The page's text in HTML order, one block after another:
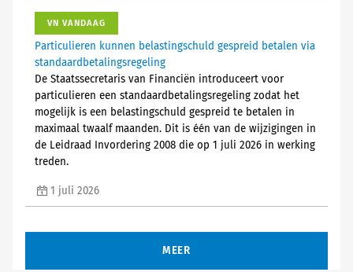
VN VANDAAG
Particulieren kunnen belastingschuld gespreid betalen via
standaardbetalingsregeling
De Staatssecretaris van Financiën introduceert voor
particulieren een standaardbetalingsregeling zodat het
mogelijk is een belastingschuld gespreid te betalen in
maximaal twaalf maanden. Dit is één van de wijzigingen in
de Leidraad Invordering 2008 die op 1 juli 2026 in werking
treden.
1 juli 2026
MEER